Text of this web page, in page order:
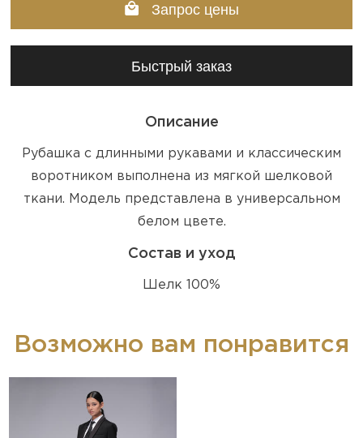
Запрос цены
Быстрый заказ
Описание
Рубашка с длинными рукавами и классическим
воротником выполнена из мягкой шелковой
ткани. Модель представлена в универсальном
белом цвете.
Состав и уход
Шелк 100%
Возможно вам понравится